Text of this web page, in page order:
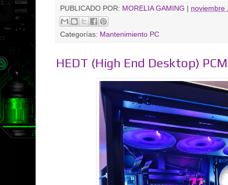
PUBLICADO POR: MORELIA GAMING | noviembre
Categorías: Mantenimiento PC
HEDT (High End Desktop)